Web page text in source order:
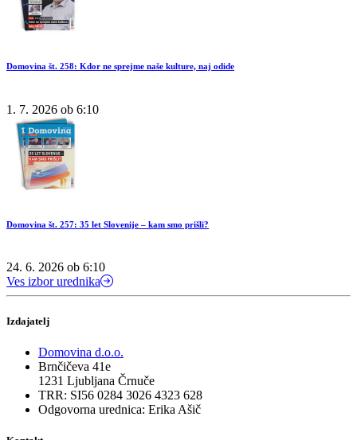
Domovina št. 258: Kdor ne sprejme naše kulture, naj odide
1. 7. 2026 ob 6:10
Domovina št. 257: 35 let Slovenije – kam smo prišli?
24. 6. 2026 ob 6:10
Ves izbor urednika
Izdajatelj
Domovina d.o.o.
Brnčičeva 41e
1231 Ljubljana Črnuče
TRR: SI56 0284 3026 4323 628
Odgovorna urednica: Erika Ašič